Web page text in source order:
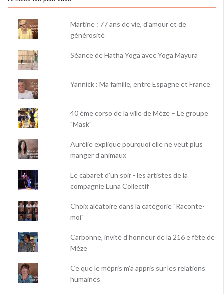
Martine : 77 ans de vie, d'amour et de
générosité
Séance de Hatha Yoga avec Yoga Mayura
Yannick : Ma famille, entre Espagne et France
40 ème corso de la ville de Mèze – Le groupe
"Mask"
Aurélie explique pourquoi elle ne veut plus
manger d’animaux
Le cabaret d'un soir - les artistes de la
compagnie Luna Collectif
Choix aléatoire dans la catégorie "Raconte-
moi"
Carbonne, invité d'honneur de la 216 e fête de
Mèze
Ce que le mépris m’a appris sur les relations
humaines